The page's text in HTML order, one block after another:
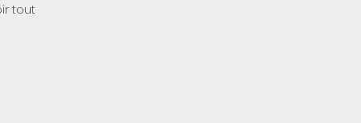
tout